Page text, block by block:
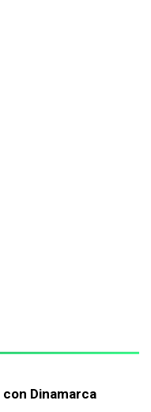
con Dinamarca